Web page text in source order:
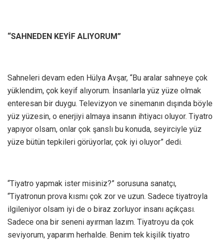
“SAHNEDEN KEYİF ALIYORUM”
Sahneleri devam eden Hülya Avşar, “Bu aralar sahneye çok
yüklendim, çok keyif alıyorum. İnsanlarla yüz yüze olmak
enteresan bir duygu. Televizyon ve sinemanın dışında böyle
yüz yüzesin, o enerjiyi almaya insanın ihtiyacı oluyor. Tiyatro
yapıyor olsam, onlar çok şanslı bu konuda, seyirciyle yüz
yüze bütün tepkileri görüyorlar, çok iyi oluyor” dedi.
“Tiyatro yapmak ister misiniz?” sorusuna sanatçı,
“Tiyatronun prova kısmı çok zor ve uzun. Sadece tiyatroyla
ilgileniyor olsam iyi de o biraz zorluyor insanı açıkçası.
Sadece ona bir seneni ayırman lazım. Tiyatroyu da çok
seviyorum, yaparım herhalde. Benim tek kişilik tiyatro